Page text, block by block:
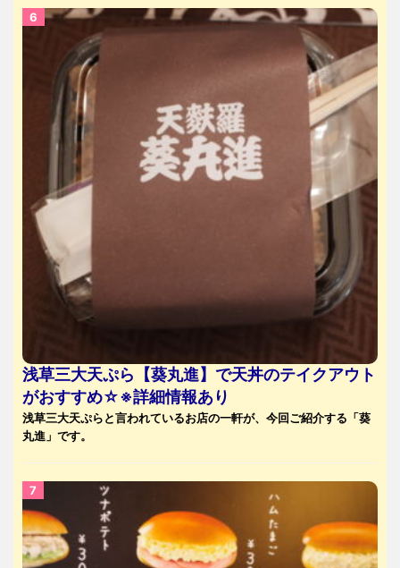
浅草三大天ぷら【葵丸進】で天丼のテイクアウト
がおすすめ☆※詳細情報あり
浅草三大天ぷらと言われているお店の一軒が、今回ご紹介する「葵
丸進」です。